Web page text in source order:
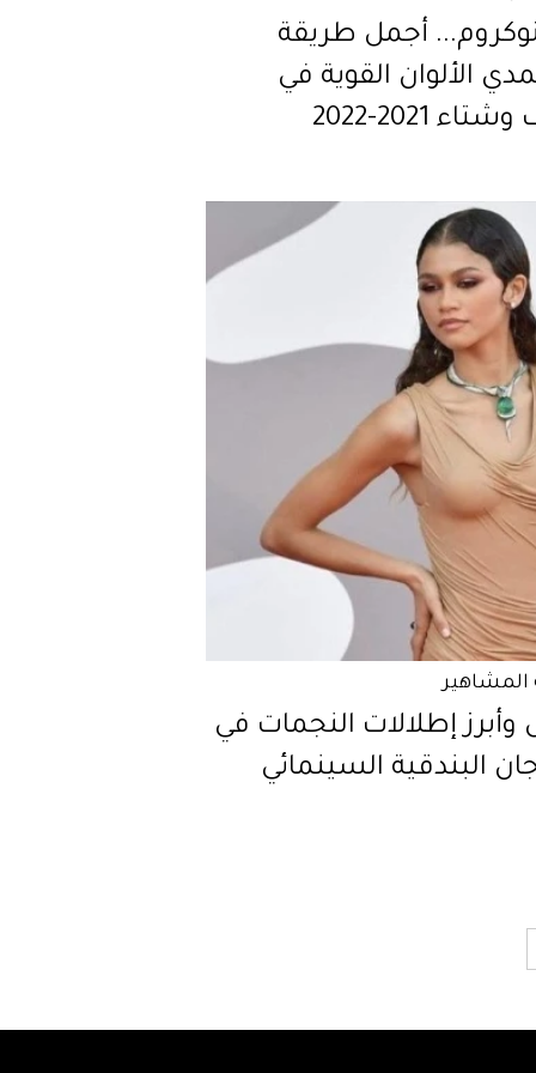
أجمل طريقة
الألوان القوية في
2021-2022
وأبرز إطلالات النجمات في
البندقية السينمائي